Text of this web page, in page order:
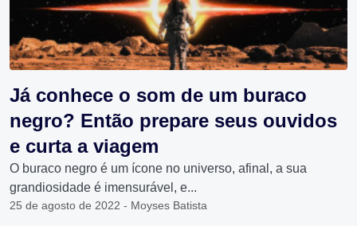
Já conhece o som de um buraco
negro? Então prepare seus ouvidos
e curta a viagem
O buraco negro é um ícone no universo, afinal, a sua
grandiosidade é imensurável, e...
25 de agosto de 2022 - Moyses Batista